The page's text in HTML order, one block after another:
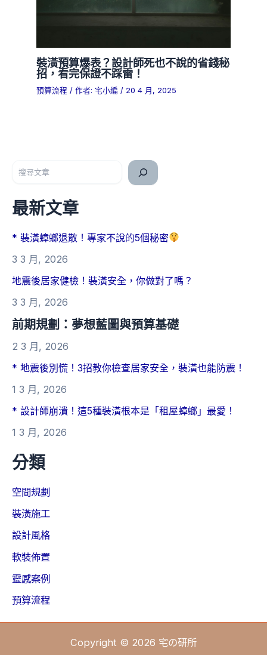
裝潢預算爆表？設計師死也不說的省錢秘
招，看完保證不踩雷！
預算流程 / 作者: 宅小編 / 20 4 月, 2025
最新文章
* 裝潢蟑螂退散！專家不說的5個秘密
3 3 月, 2026
地震後居家健檢！裝潢安全，你做對了嗎？
3 3 月, 2026
前期規劃：夢想藍圖與預算基礎
2 3 月, 2026
* 地震後別慌！3招教你檢查居家安全，裝潢也能防震！
1 3 月, 2026
* 設計師崩潰！這5種裝潢根本是「租屋蟑螂」最愛！
1 3 月, 2026
分類
空間規劃
裝潢施工
設計風格
軟裝佈置
靈感案例
預算流程
Copyright © 2026 宅の研所